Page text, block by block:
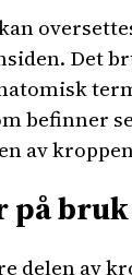
Det
befinner
av
på bruk
delen av